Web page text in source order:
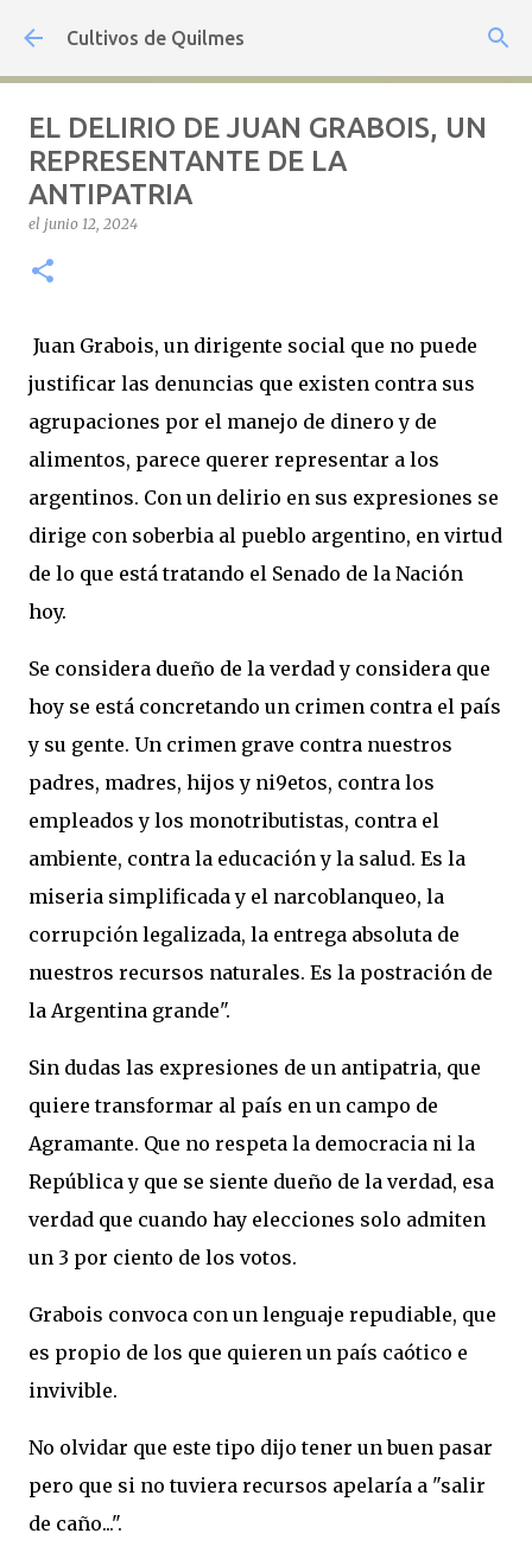
Ir al contenido principal
Cultivos de Quilmes
EL DELIRIO DE JUAN GRABOIS, UN
REPRESENTANTE DE LA
ANTIPATRIA
el junio 12, 2024
Juan Grabois, un dirigente social que no puede
justificar las denuncias que existen contra sus
agrupaciones por el manejo de dinero y de
alimentos, parece querer representar a los
argentinos. Con un delirio en sus expresiones se
dirige con soberbia al pueblo argentino, en virtud
de lo que está tratando el Senado de la Nación
hoy.
Se considera dueño de la verdad y considera que
hoy se está concretando un crimen contra el país
y su gente. Un crimen grave contra nuestros
padres, madres, hijos y ni9etos, contra los
empleados y los monotributistas, contra el
ambiente, contra la educación y la salud. Es la
miseria simplificada y el narcoblanqueo, la
corrupción legalizada, la entrega absoluta de
nuestros recursos naturales. Es la postración de
la Argentina grande".
Sin dudas las expresiones de un antipatria, que
quiere transformar al país en un campo de
Agramante. Que no respeta la democracia ni la
República y que se siente dueño de la verdad, esa
verdad que cuando hay elecciones solo admiten
un 3 por ciento de los votos.
Grabois convoca con un lenguaje repudiable, que
es propio de los que quieren un país caótico e
invivible.
No olvidar que este tipo dijo tener un buen pasar
pero que si no tuviera recursos apelaría a "salir
de caño...".